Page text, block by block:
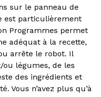
sur le panneau de
est particulièrement
Programmes permet
adéquat à la recette,
arrête le robot. Il
légumes, de les
des ingrédients et
Vous n’avez plus qu’à